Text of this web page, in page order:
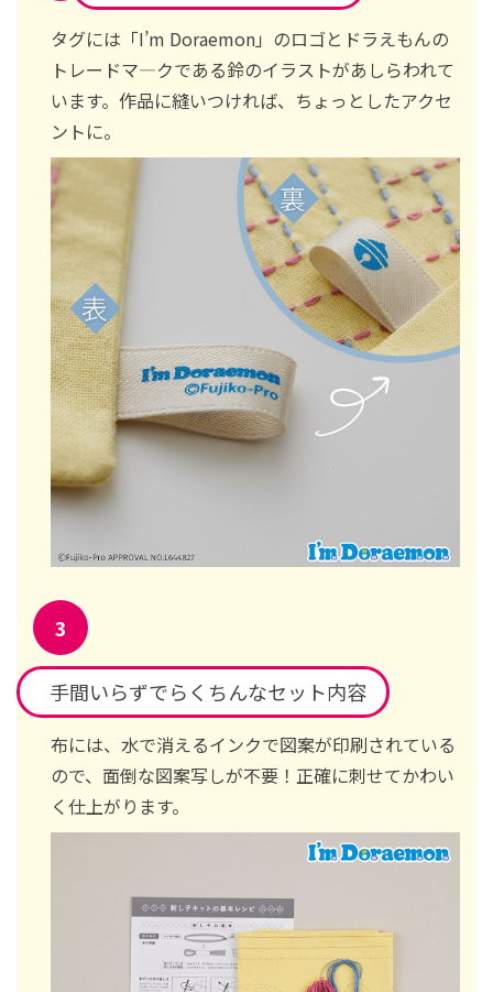
タグには「I’m Doraemon」のロゴとドラえもんの
トレードマ―クである鈴のイラストがあしらわれて
います。作品に縫いつければ、ちょっとしたアクセ
ントに。
手間いらずでらくちんなセット内容
布には、水で消えるインクで図案が印刷されている
ので、面倒な図案写しが不要！正確に刺せてかわい
く仕上がります。